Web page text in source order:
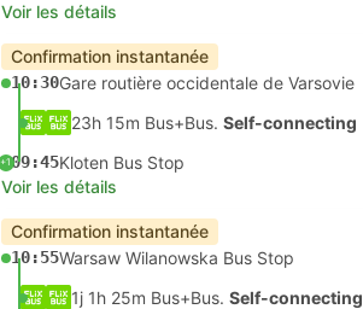
Voir les détails
Confirmation instantanée
10:30Gare routière occidentale de Varsovie
23h 15m Bus+Bus. Self-connecting
+109:45Kloten Bus Stop
Voir les détails
Confirmation instantanée
10:55Warsaw Wilanowska Bus Stop
1j 1h 25m Bus+Bus. Self-connecting